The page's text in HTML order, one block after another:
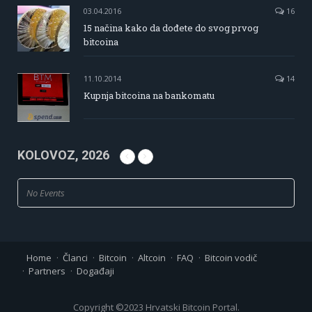
03.04.2016 16
15 načina kako da dođete do svog prvog
bitcoina
11.10.2014 14
Kupnja bitcoina na bankomatu
KOLOVOZ, 2026
No Events
Home Članci Bitcoin Altcoin FAQ
Bitcoin vodič
Partners
Događaji
Copyright ©2023 Hrvatski Bitcoin Portal.